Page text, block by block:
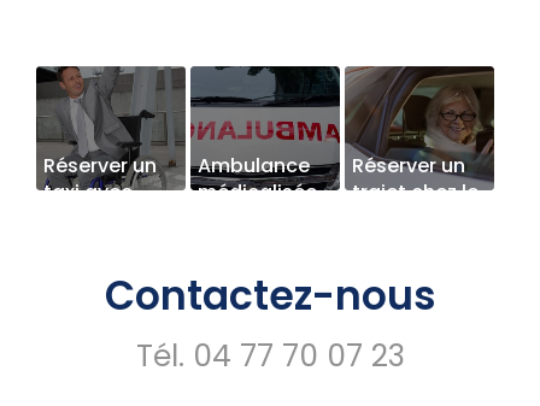
Réserver un
taxi avec
Roanne
Ambulance
médicalisée
un hôpital à
Réserver un
trajet chez le
Contactez-nous
Tél. 04 77 70 07 23